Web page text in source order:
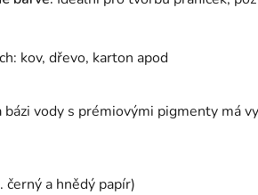
kov, dřevo, karton apod
vody s prémiovými pigmenty má
a hnědý papír)